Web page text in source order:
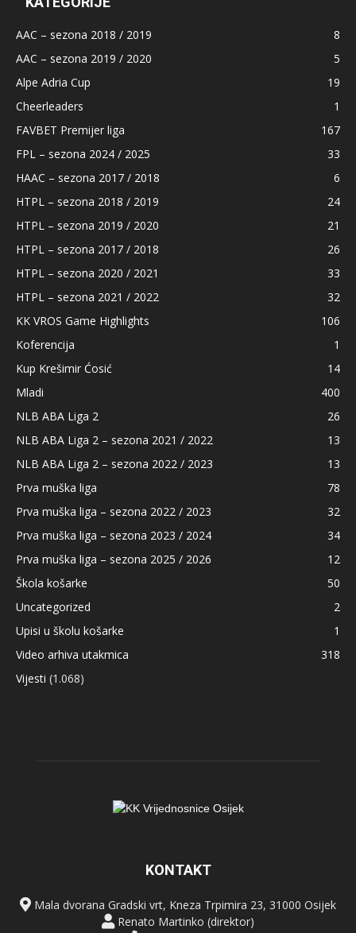
AAC – sezona 2018 / 2019
8
AAC – sezona 2019 / 2020
5
Alpe Adria Cup
19
Cheerleaders
1
FAVBET Premijer liga
167
FPL – sezona 2024 / 2025
33
HAAC – sezona 2017 / 2018
6
HTPL – sezona 2018 / 2019
24
HTPL – sezona 2019 / 2020
21
HTPL – sezona 2017 / 2018
26
HTPL – sezona 2020 / 2021
33
HTPL – sezona 2021 / 2022
32
KK VROS Game Highlights
106
Koferencija
1
Kup Krešimir Ćosić
14
Mladi
400
NLB ABA Liga 2
26
NLB ABA Liga 2 – sezona 2021 / 2022
13
NLB ABA Liga 2 – sezona 2022 / 2023
13
Prva muška liga
78
Prva muška liga – sezona 2022 / 2023
32
Prva muška liga – sezona 2023 / 2024
34
Prva muška liga – sezona 2025 / 2026
12
Škola košarke
50
Uncategorized
2
Upisi u školu košarke
1
Video arhiva utakmica
318
Vijesti (1.068)
KONTAKT
Mala dvorana Gradski vrt, Kneza Trpimira 23, 31000 Osijek
Renato Martinko (direktor)